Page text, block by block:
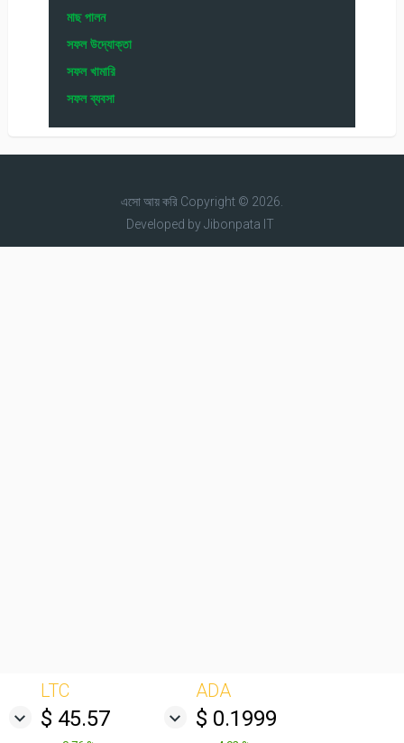
মাছ পালন
সফল উদ্যোক্তা
সফল খামারি
সফল ব্যবসা
এসো আয় করিCopyright © 2026.
Developed byJibonpata IT
LTC
$ 45.57
ADA
$ 0.1999